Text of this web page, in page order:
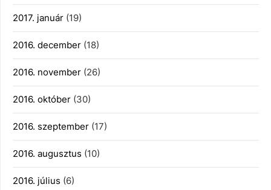
2017. január (19)
2016. december (18)
2016. november (26)
2016. október (30)
2016. szeptember (17)
2016. augusztus (10)
2016. július (6)